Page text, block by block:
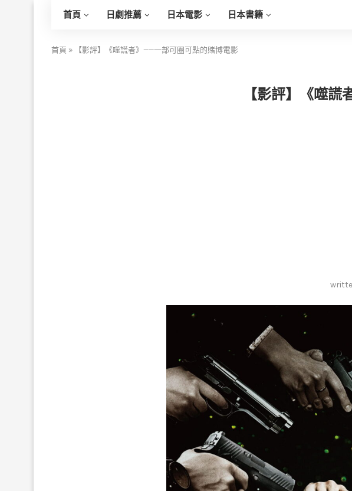
首頁 日劇推薦 日本電影 日本書籍
首頁 » 【影評】《噬謊者》——一部可圈可點的賭博電影
【影評】《噬